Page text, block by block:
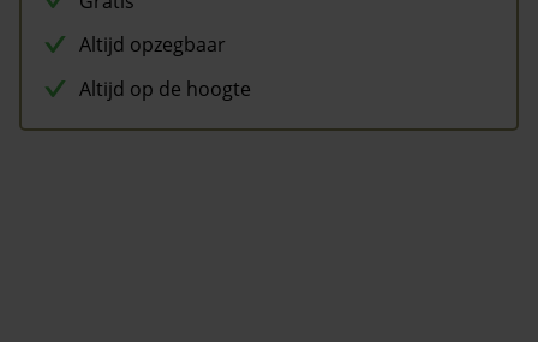
Altijd opzegbaar
Altijd op de hoogte